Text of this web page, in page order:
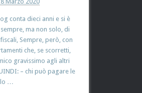
conta dieci anni e si è
ma non solo, di
Sempre, però, con
che, se scorretti,
gravissimo agli altri
– chi può pagare le
lo …